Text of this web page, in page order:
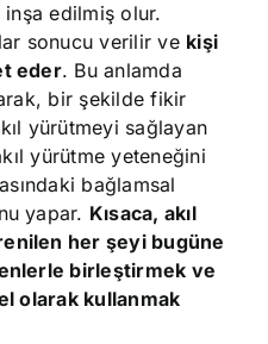
inşa edilmiş olur.
sonucu verilir ve kişi
eder. Bu anlamda
bir şekilde fikir
yürütmeyi sağlayan
yürütme yeteneğini
bağlamsal
yapar. Kısaca, akıl
her şeyi bugüne
birleştirmek ve
olarak kullanmak